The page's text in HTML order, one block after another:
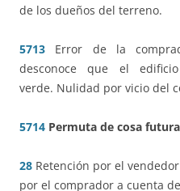
de los dueños del terreno.
5713
Error de la
desconoce que el
verde. Nulidad por vicio del
5714 Permuta de cosa futura
28 Retención por el
por el comprador a cuenta